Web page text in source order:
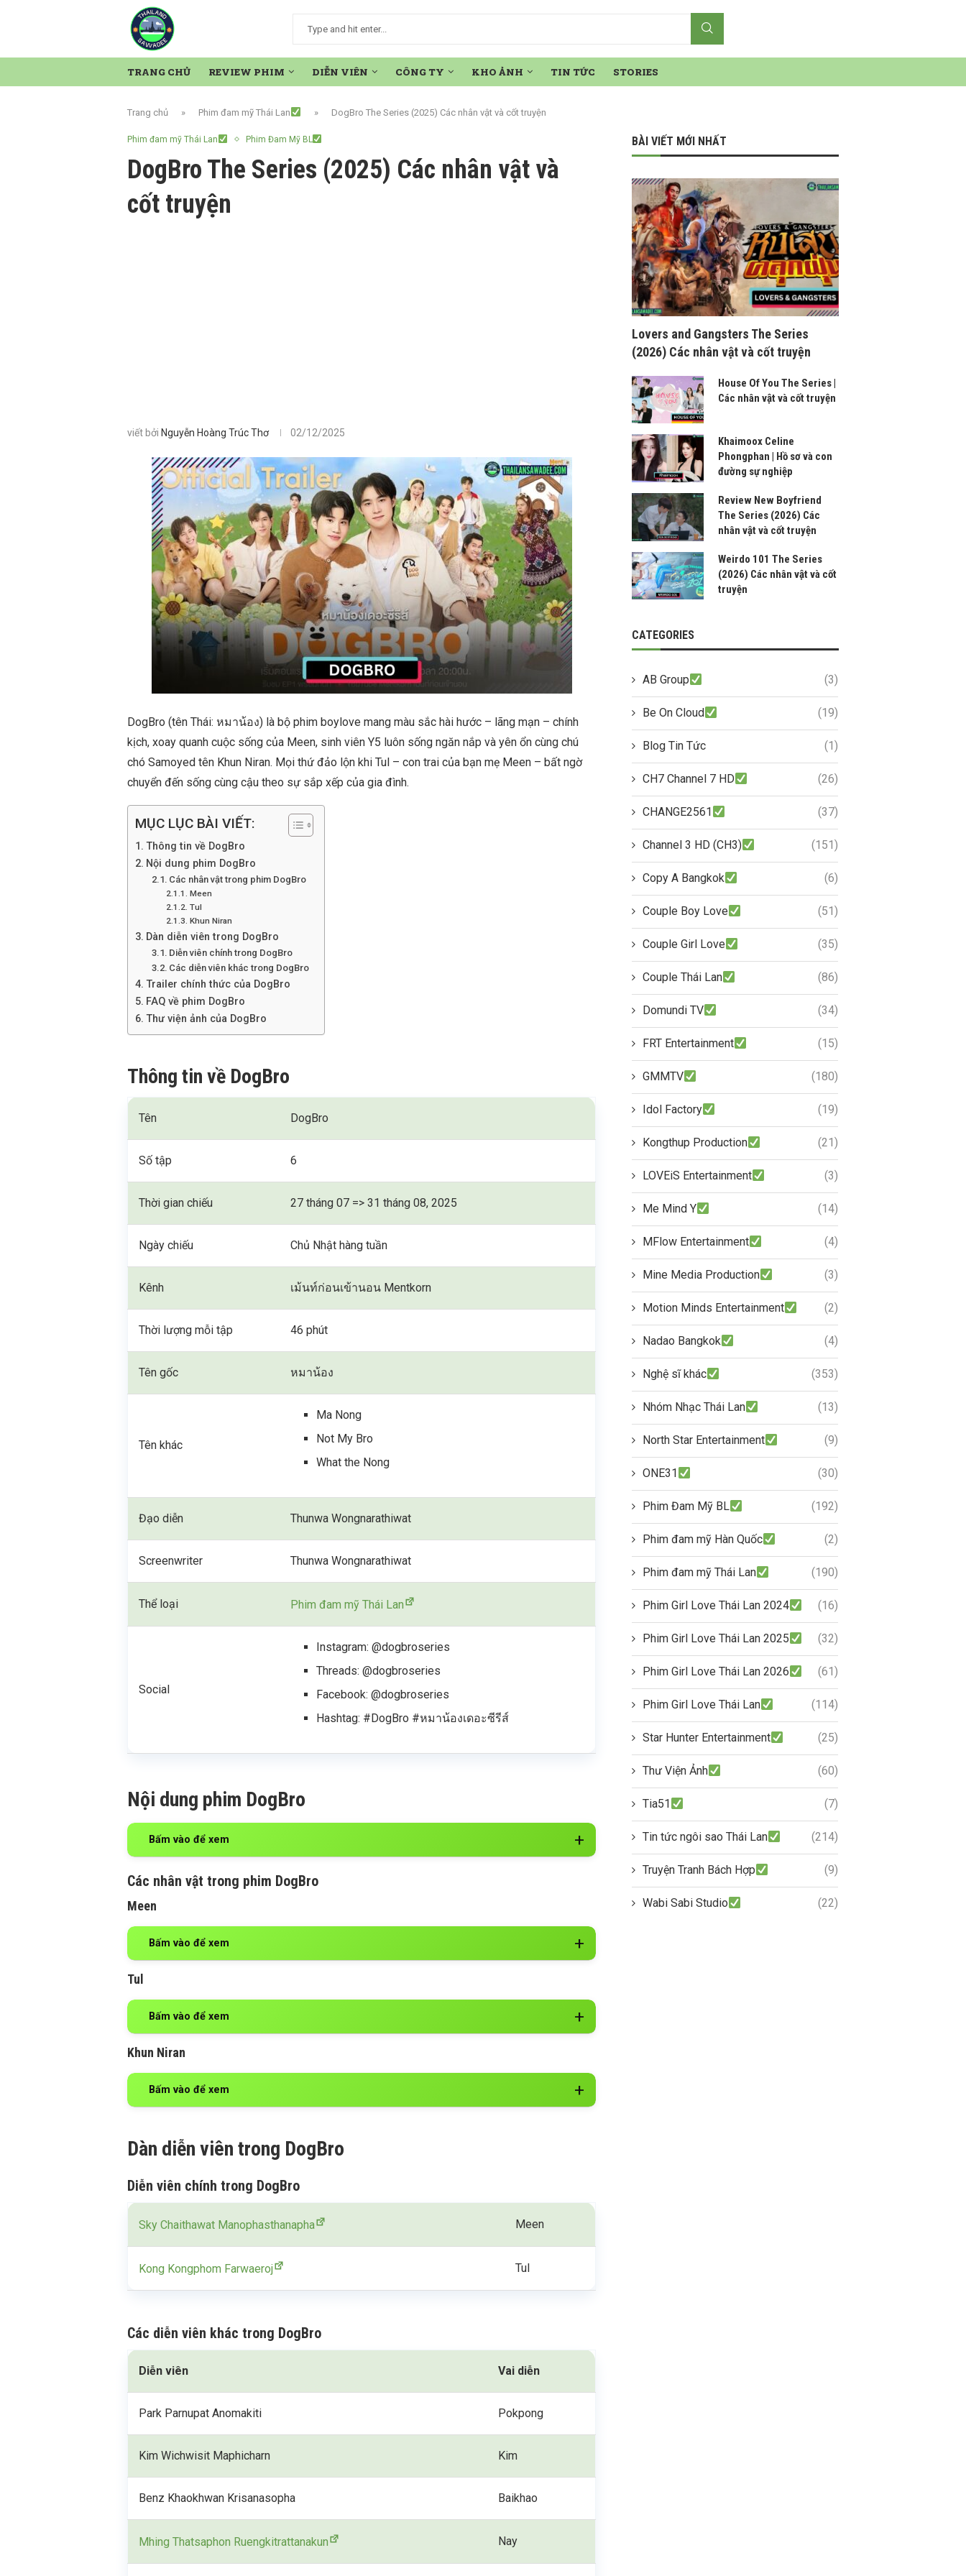
TRANG CHỦ REVIEW PHIM DIỄN VIÊN CÔNG TY KHO ẢNH TIN TỨC STORIES
Trang chủ » Phim đam mỹ Thái Lan » DogBro The Series (2025) Các nhân vật và cốt truyện
Phim đam mỹ Thái Lan Phim Đam Mỹ BL
DogBro The Series (2025) Các nhân vật và
cốt truyện
viết bởi Nguyễn Hoàng Trúc Thơ 02/12/2025
DogBro (tên Thái: หมาน้อง) là bộ phim boylove mang màu sắc hài hước – lãng mạn – chính
kịch, xoay quanh cuộc sống của Meen, sinh viên Y5 luôn sống ngăn nắp và yên ổn cùng chú
chó Samoyed tên Khun Niran. Mọi thứ đảo lộn khi Tul – con trai của bạn mẹ Meen – bất ngờ
chuyển đến sống cùng cậu theo sự sắp xếp của gia đình.
MỤC LỤC BÀI VIẾT:
Thông tin về DogBro
Nội dung phim DogBro
Các nhân vật trong phim DogBro
Meen
Tul
Khun Niran
Dàn diễn viên trong DogBro
Diễn viên chính trong DogBro
Các diễn viên khác trong DogBro
Trailer chính thức của DogBro
FAQ về phim DogBro
Thư viện ảnh của DogBro
Thông tin về DogBro
Tên DogBro
Số tập 6
Thời gian chiếu 27 tháng 07 => 31 tháng 08, 2025
Ngày chiếu Chủ Nhật hàng tuần
Kênh เม้นท์ก่อนเข้านอน Mentkorn
Thời lượng mỗi tập 46 phút
Tên gốc หมาน้อง
Tên khác
Ma Nong
Not My Bro
What the Nong
Đạo diễn Thunwa Wongnarathiwat
Screenwriter Thunwa Wongnarathiwat
Thể loại Phim đam mỹ Thái Lan
Social
Instagram: @dogbroseries
Threads: @dogbroseries
Facebook: @dogbroseries
Hashtag: #DogBro #หมาน้องเดอะซีรีส์
Nội dung phim DogBro
Bấm vào để xem
Các nhân vật trong phim DogBro
Meen
Bấm vào để xem
Tul
Bấm vào để xem
Khun Niran
Bấm vào để xem
Dàn diễn viên trong DogBro
Diễn viên chính trong DogBro
Sky Chaithawat Manophasthanapha Meen
Kong Kongphom Farwaeroj Tul
Các diễn viên khác trong DogBro
Diễn viên Vai diễn
Park Parnupat Anomakiti Pokpong
Kim Wichwisit Maphicharn Kim
Benz Khaokhwan Krisanasopha Baikhao
Mhing Thatsaphon Ruengkitrattanakun Nay
BÀI VIẾT MỚI NHẤT
Lovers and Gangsters The Series
(2026) Các nhân vật và cốt truyện
House Of You The Series |
Các nhân vật và cốt truyện
Khaimoox Celine
Phongphan | Hồ sơ và con
đường sự nghiệp
Review New Boyfriend
The Series (2026) Các
nhân vật và cốt truyện
Weirdo 101 The Series
(2026) Các nhân vật và cốt
truyện
CATEGORIES
AB Group (3)
Be On Cloud (19)
Blog Tin Tức (1)
CH7 Channel 7 HD (26)
CHANGE2561 (37)
Channel 3 HD (CH3) (151)
Copy A Bangkok (6)
Couple Boy Love (51)
Couple Girl Love (35)
Couple Thái Lan (86)
Domundi TV (34)
FRT Entertainment (15)
GMMTV (180)
Idol Factory (19)
Kongthup Production (21)
LOVEiS Entertainment (3)
Me Mind Y (14)
MFlow Entertainment (4)
Mine Media Production (3)
Motion Minds Entertainment (2)
Nadao Bangkok (4)
Nghệ sĩ khác (353)
Nhóm Nhạc Thái Lan (13)
North Star Entertainment (9)
ONE31 (30)
Phim Đam Mỹ BL (192)
Phim đam mỹ Hàn Quốc (2)
Phim đam mỹ Thái Lan (190)
Phim Girl Love Thái Lan 2024 (16)
Phim Girl Love Thái Lan 2025 (32)
Phim Girl Love Thái Lan 2026 (61)
Phim Girl Love Thái Lan (114)
Star Hunter Entertainment (25)
Thư Viện Ảnh (60)
Tia51 (7)
Tin tức ngôi sao Thái Lan (214)
Truyện Tranh Bách Hợp (9)
Wabi Sabi Studio (22)